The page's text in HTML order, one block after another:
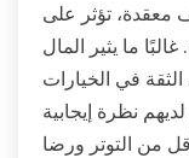
معقدة، تؤثر على
ما يثير المال
في الخيارات
نظرة إيجابية
من التوتر ورضا